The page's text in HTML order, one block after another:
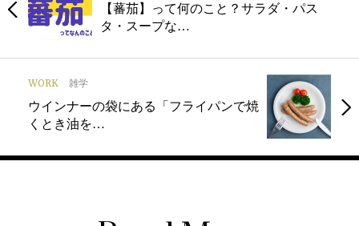
【蕃茄】って何のこと？サラダ・パス
タ・スープな…
WORK 雑学
ウインナーの袋にある「フライパンで焼
くとき油を…